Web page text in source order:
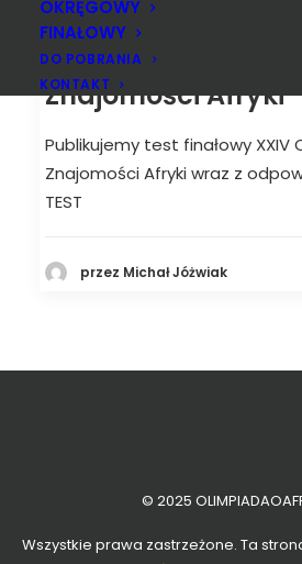
OKRĘGOWY
FINAŁOWY
DO POBRANIA
KONTAKT
Test finałowy XXIV
Znajomości Afryki
Publikujemy test finałowy XXIV
Znajomości Afryki wraz z
TEST
przez Michał Jóżwiak
© 2025
Wszystkie prawa zastrzeżone. Ta